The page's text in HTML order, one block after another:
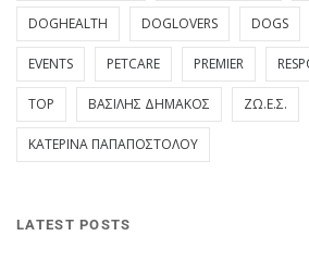
DOGHEALTH DOGLOVERS DOGS
EVENTS PETCARE PREMIER
TOP ΒΑΣΊΛΗΣ ΔΗΜΆΚΟΣ ΖΩ.Ε.Σ.
ΚΑΤΕΡΊΝΑ ΠΑΠΑΠΟΣΤΌΛΟΥ
LATEST POSTS